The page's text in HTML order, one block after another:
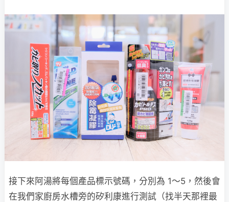
接下來阿湯將每個產品標示號碼，分別為 1～5，然後會
在我們家廚房水槽旁的矽利康進行測試（找半天那裡最